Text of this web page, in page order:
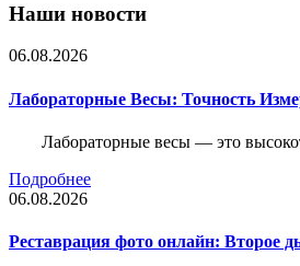
Наши новости
06.08.2026
Лабораторные Весы: Точность
Лабораторные весы — это
Подробнее
06.08.2026
Реставрация фото онлайн: Второе